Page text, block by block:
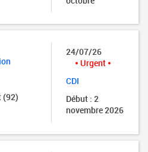
(92)
24/07/26
Urgent
CDI
Début : 2
novembre 2026